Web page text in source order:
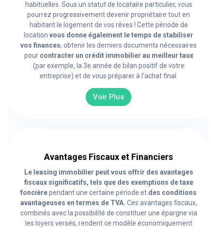
habituelles. Sous un statut de locataire particulier, vous
pourrez progressivement devenir propriétaire tout en
habitant le logement de vos rêves ! Cette période de
location vous donne également le temps de stabiliser
vos finances, obtenir les derniers documents nécessaires
pour contracter un crédit immobilier au meilleur taux
(par exemple, la 3e année de bilan positif de votre
entreprise) et de vous préparer à l'achat final.
Voir Plus
Avantages Fiscaux et Financiers
Le leasing immobilier peut vous offrir des avantages
fiscaux significatifs, tels que des exemptions de taxe
foncièrependant une certaine période et des conditions
avantageuses en termes de TVA. Ces avantages fiscaux,
combinés avec la possibilité de constituer une épargne via
les loyers versés, rendent ce modèle économiquement